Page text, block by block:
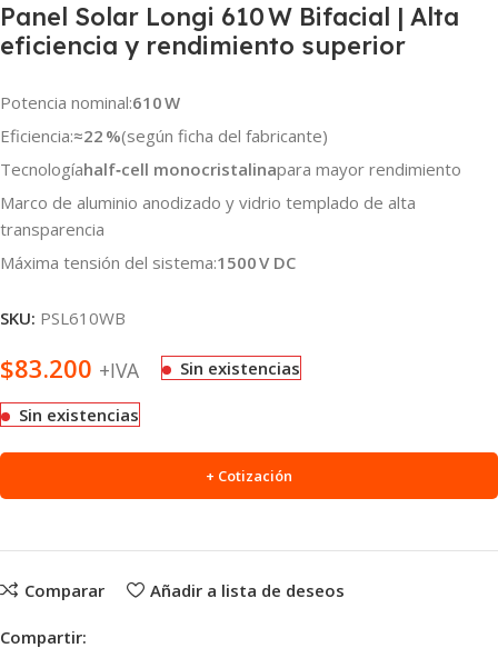
Panel Solar Longi 610 W Bifacial | Alta
eficiencia y rendimiento superior
Potencia nominal:610 W
Eficiencia:≈22 %(según ficha del fabricante)
Tecnologíahalf‑cell monocristalinapara mayor rendimiento
Marco de aluminio anodizado y vidrio templado de alta
transparencia
Máxima tensión del sistema:1500 V DC
SKU: PSL610WB
$83.200 +IVA Sin existencias
Sin existencias
+ Cotización
Comparar Añadir a lista de deseos
Compartir: